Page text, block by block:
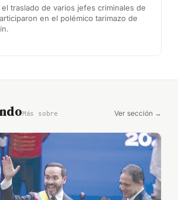
traslado de varios jefes criminales de
en el polémico tarimazo de
Más sobre Ver sección →